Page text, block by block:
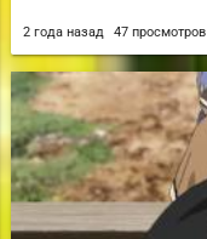
2 года назад 47 просмотров